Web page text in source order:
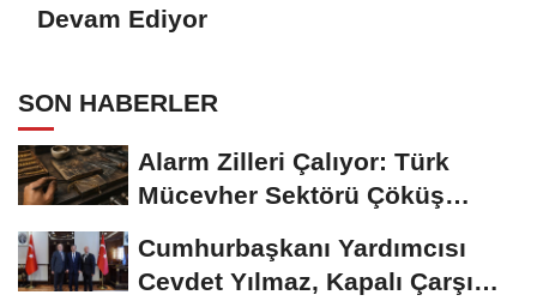
Devam Ediyor
SON HABERLER
Alarm Zilleri Çalıyor: Türk
Mücevher Sektörü Çöküş
Cumhurbaşkanı Yardımcısı
Cevdet Yılmaz, Kapalı Çarşı